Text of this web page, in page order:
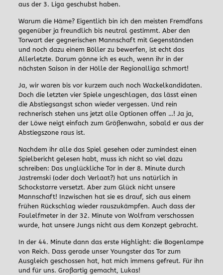
aus der 3. Liga geschubst haben.
Warum die Häme? Eigentlich bin ich den meisten Fremdfans
gegenüber ja freundlich bis neutral gestimmt. Aber den
Torwart der gegnerischen Mannschaft mit Gegenständen
und noch dazu einem Böller zu bewerfen, ist echt das
Allerletzte. Darum gönne ich es euch, wenn ihr in der
nächsten Saison in der Hölle der Regionalliga schmort!
Ja, wir waren bis vor kurzem auch noch Wackelkandidaten.
Doch die letzten vier Spiele ungeschlagen, das lässt einen
die Abstiegsangst schon wieder vergessen. Und rein
rechnerisch stehen uns jetzt alle Optionen offen …! Ja ja,
der Löwe neigt einfach zum Größenwahn, sobald er aus der
Abstiegszone raus ist.
Nachdem ihr alle das Spiel gesehen oder zumindest einen
Spielbericht gelesen habt, muss ich nicht so viel dazu
schreiben: Das unglückliche Tor in der 8. Minute durch
Jastremski (oder doch Verlaat?) hat uns natürlich in
Schockstarre versetzt. Aber zum Glück nicht unsere
Mannschaft! Inzwischen hat sie es drauf, sich aus einem
frühen Rückschlag wieder rauszukämpfen. Auch dass der
Foulelfmeter in der 32. Minute von Wolfram verschossen
wurde, hat unsere Jungs nicht aus dem Konzept gebracht.
In der 44. Minute dann das erste Highlight: die Bogenlampe
von Reich. Dass gerade unser Youngster das Tor zum
Ausgleich geschossen hat, hat mich immens gefreut. Für ihn
und für uns. Großartig gemacht, Lukas!